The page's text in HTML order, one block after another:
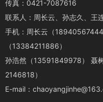
传真：0421-7087616
联系人：周长云、孙志久、王
手机：周长云（18940567444
（13384211886）
孙浩然（13591849978） 聂
2146818）
E-mail：